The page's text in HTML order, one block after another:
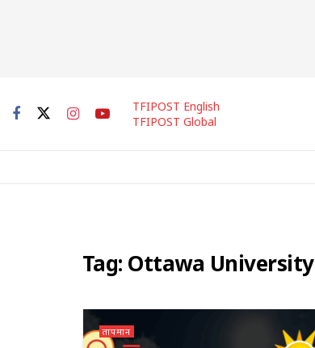
TFIPOST English
TFIPOST Global
Tag: Ottawa University
तापमान